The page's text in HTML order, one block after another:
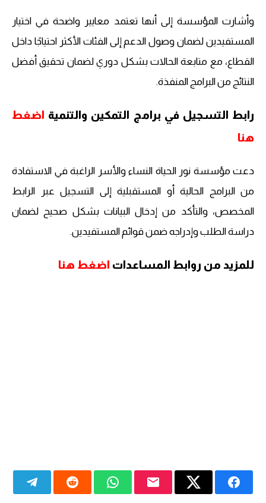
وأشارت المؤسسة إلى أنها تعتمد معايير واضحة في اختيار
المستفيدين لضمان وصول الدعم إلى الفئات الأكثر احتياجًا داخل
القطاع، مع متابعة الحالات بشكل دوري لضمان تحقيق أفضل
النتائج من البرامج المنفذة.
رابط التسجيل في برامج التمكين والتنمية اضغط
هنا
دعت مؤسسة نور الحياة النساء والأسر الراغبة في الاستفادة
من البرامج الحالية أو المستقبلية إلى التسجيل عبر الرابط
المخصص، والتأكد من إدخال البيانات بشكل صحيح لضمان
دراسة الطلب وإدراجه ضمن قوائم المستفيدين.
للمزيد من روابط المساعدات اضغط هنا